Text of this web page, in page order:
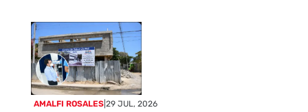
AMALFI ROSALES |29 JUL, 2026